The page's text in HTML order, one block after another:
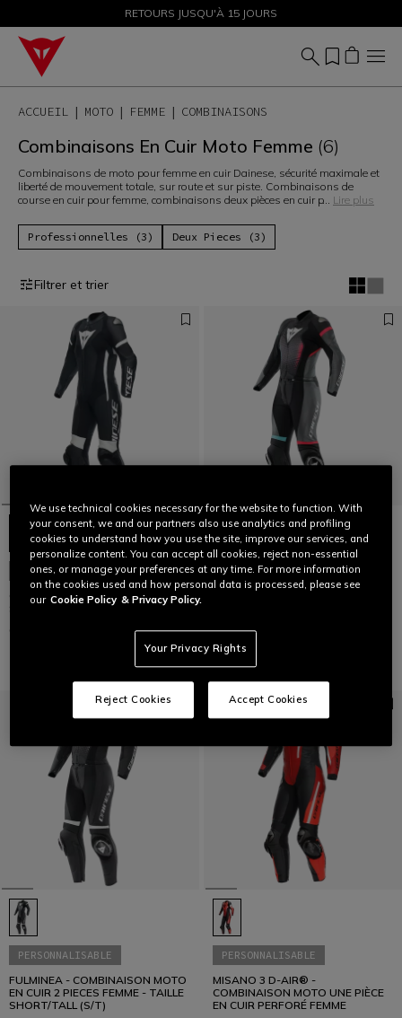
SOLDES JUSQU'À-50 % – ACHETEZ MAINTENANT
RETOURS JUSQU'À 15 JOURS
ACCUEIL MOTO FEMME COMBINAISONS
Combinaisons En Cuir Moto Femme (6)
Combinaisons de moto pour femme en cuir Dainese, sécurité maximale et
liberté de mouvement totale, sur route et sur piste. Combinaisons de
course en cuir pour femme, combinaisons deux pièces en cuir p... Lire plus
Professionnelles (3) Deux Pieces (3)
Filtrer et trier
PERSONNALISABLE
GROBNIK LADY LEATHER 1PC
PERSONNALISABLE
CHF 1.099
PERSONNALISABLE
FULMINEA - COMBINAISON MOTO
EN CUIR 2 PIECES FEMME - TAILLE
SHORT/TALL (S/T)
PERSONNALISABLE
MISANO 3 D-AIR® -
COMBINAISON MOTO UNE PIÈCE
EN CUIR PERFORÉ FEMME
We use technical cookies necessary for the website to function. With
your consent, we and our partners also use analytics and profiling
cookies to understand how you use the site, improve our services, and
personalize content. You can accept all cookies, reject non-essential
ones, or manage your preferences at any time. For more information
on the cookies used and how personal data is processed, please see
our Cookie Policy & Privacy Policy.
Your Privacy Rights
Reject Cookies Accept Cookies